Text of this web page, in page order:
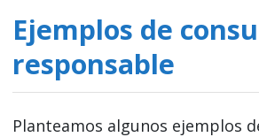
Ejemplos de
responsable
Planteamos algunos ejemplos